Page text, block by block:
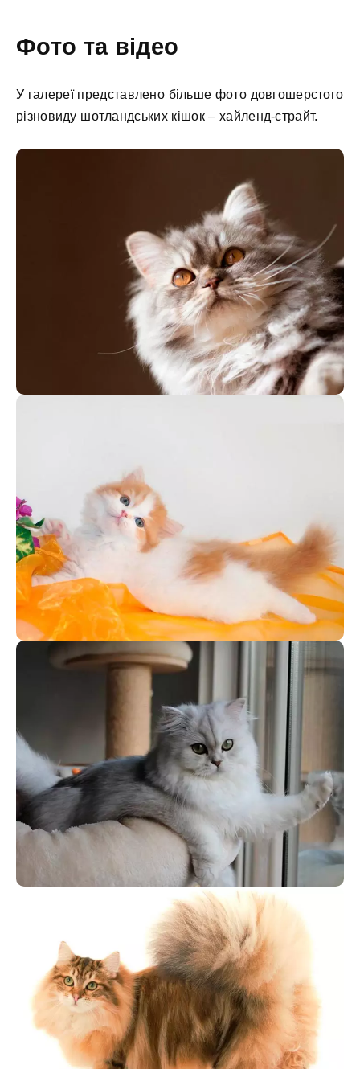
Фото та відео
У галереї представлено більше фото довгошерстого
різновиду шотландських кішок – хайленд-страйт.